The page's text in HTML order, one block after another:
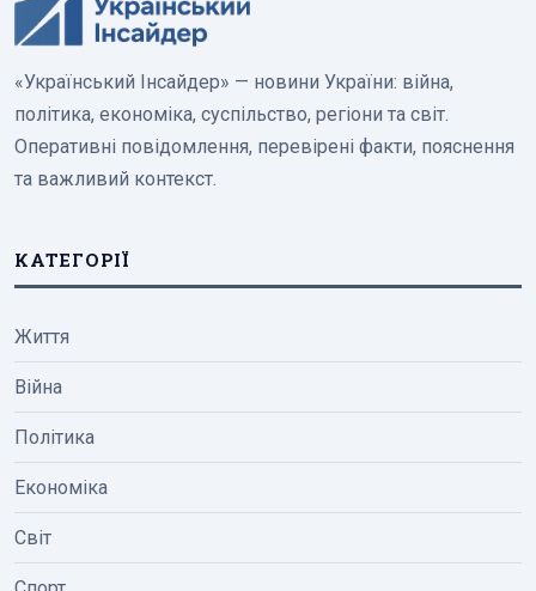
«Український Інсайдер» — новини України: війна,
політика, економіка, суспільство, регіони та світ.
Оперативні повідомлення, перевірені факти, пояснення
та важливий контекст.
КАТЕГОРІЇ
Життя
Війна
Політика
Економіка
Світ